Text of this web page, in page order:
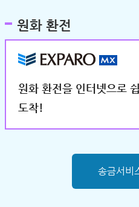
원화 환전
원화 환전을 인터넷으로
도착!
송금서비